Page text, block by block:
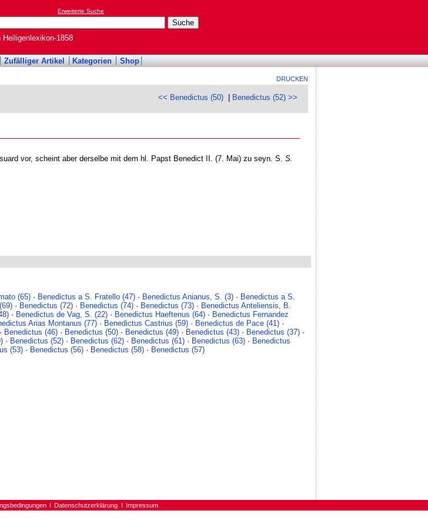
Erweiterte Suche
Heiligenlexikon-1858
Zufälliger Artikel Kategorien Shop
DRUCKEN
<< Benedictus (50) Benedictus (52) >>
vor, scheint aber derselbe mit dem hl. Papst Benedict II. (7. Mai) zu seyn. S. S.
(65) · Benedictus a S. Fratello (47) · Benedictus Anianus, S. (3) · Benedictus a S.
· Benedictus (72)· Benedictus (74)· Benedictus (73)· Benedictus Anteliensis, B.
· Benedictus de Vag, S. (22)· Benedictus Haeftenus (64)· Benedictus Fernandez
Arias Montanus (77)· Benedictus Castrius (59)· Benedictus de Pace (41)·
Benedictus (46)· Benedictus (50)· Benedictus (49)· Benedictus (43)· Benedictus (37)·
· Benedictus (52)· Benedictus (62)· Benedictus (61)· Benedictus (63)· Benedictus
(53)· Benedictus (56)· Benedictus (58)· Benedictus (57)
Datenschutzerklärung Impressum